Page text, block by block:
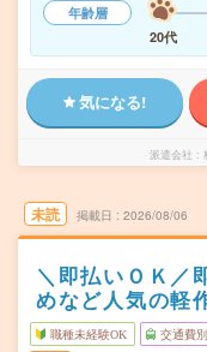
年齢層
20代
気になる!
派遣会社
未読 掲載日 2026/08/06
＼即払いＯＫ／
めなど人気の軽
職種未経験OK 交通費